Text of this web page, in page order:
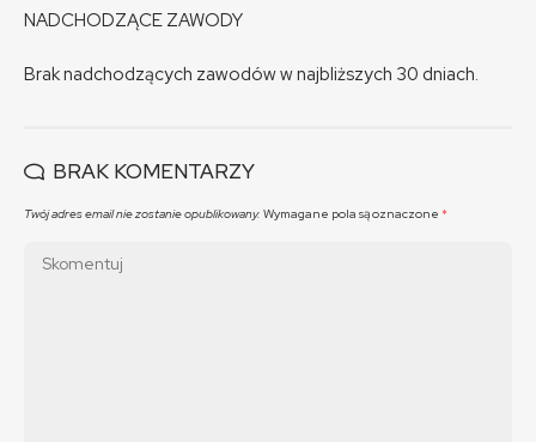
NADCHODZĄCE ZAWODY
Brak nadchodzących zawodów w najbliższych 30 dniach.
BRAK KOMENTARZY
Twój adres email nie zostanie opublikowany. Wymagane pola są oznaczone *